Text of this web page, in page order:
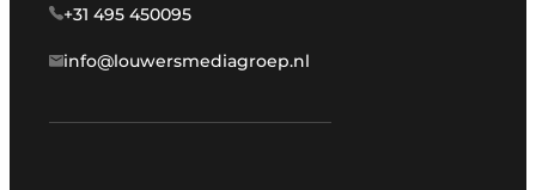
+31 495 450095
info@louwersmediagroep.nl